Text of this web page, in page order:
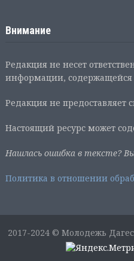
Внимание
Редакция не несет
информации, содержащейся
Редакция не
Настоящий ресурс может
Нашлась ошибка в тексте?
Политика в отношении
2017-2024 © Молодежь